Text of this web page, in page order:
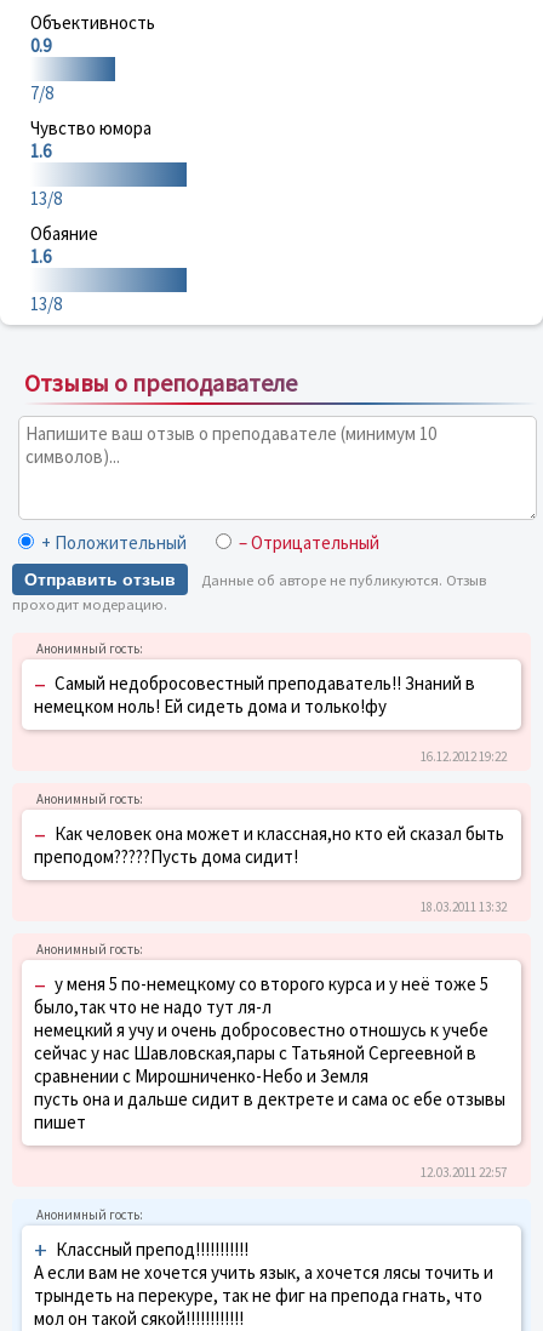
Объективность
0.9
7/8
Чувство юмора
1.6
13/8
Обаяние
1.6
13/8
Отзывы о преподавателе
+ Положительный – Отрицательный
Отправить отзыв
Данные об авторе не публикуются. Отзыв
проходит модерацию.
– Самый недобросовестный преподаватель!! Знаний в
немецком ноль! Ей сидеть дома и только!фу
16.12.2012 19:22
– Как человек она может и классная,но кто ей сказал быть
преподом?????Пусть дома сидит!
18.03.2011 13:32
– у меня 5 по-немецкому со второго курса и у неё тоже 5
было,так что не надо тут ля-л
немецкий я учу и очень добросовестно отношусь к учебе
сейчас у нас Шавловская,пары с Татьяной Сергеевной в
сравнении с Мирошниченко-Небо и Земля
пусть она и дальше сидит в дектрете и сама ос ебе отзывы
пишет
12.03.2011 22:57
+ Классный препод!!!!!!!!!!!
А если вам не хочется учить язык, а хочется лясы точить и
трындеть на перекуре, так не фиг на препода гнать, что
мол он такой сякой!!!!!!!!!!!!